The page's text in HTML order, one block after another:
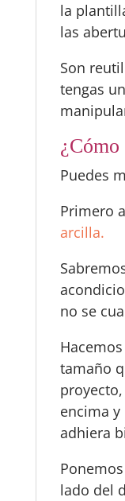
la
las
Son
tengas
Puedes
Primero
arcilla.
no se
tamaño
encima
adhiera
lado del